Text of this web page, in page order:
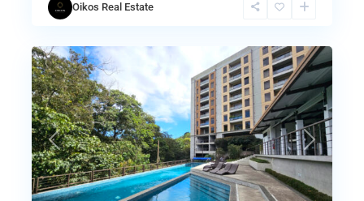
Oikos Real Estate
Previous Next